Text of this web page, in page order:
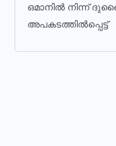
ഒമാനിൽ നിന്ന്
അപകടത്തിൽപ്പെട്ട്